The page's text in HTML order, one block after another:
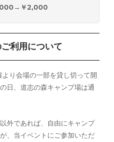
￥2,000
利用について
り会場の一部を貸し切って開
日、道志の森キャンプ場は通
外であれば、自由にキャンプ
、当イベントにご参加いただ